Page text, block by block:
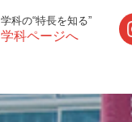
学科の“特長を知る”
学科ページへ